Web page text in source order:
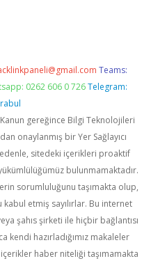
Teams:
0262 606 0 726 Telegram:
Kanun gereğince Bilgi Teknolojileri
onaylanmış bir Yer Sağlayıcı
sitedeki içerikleri proaktif
bulunmamaktadır.
sorumluluğunu taşımakta olup,
etmiş sayılırlar. Bu internet
şahıs şirketi ile hiçbir bağlantısı
kendi hazırladığımız makaleler
haber niteliği taşımamakta